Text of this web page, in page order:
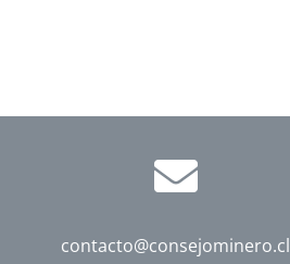
contacto@consejominero.cl